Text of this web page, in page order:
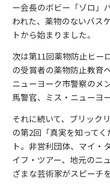
ー会長のボビー「ゾロ」
われた、薬物のないバス
トから始まりました。
次は第11回薬物防止ヒー
の受賞者の薬物防止教育
ニューヨーク市警察のメ
馬警官、ミス・ニューヨ
それに続いて、ブリック
の第2回「真実を知って
ト。非営利団体、マイ・
イフ・ツアー、地元のニ
ざまな芸術家がスピーチ